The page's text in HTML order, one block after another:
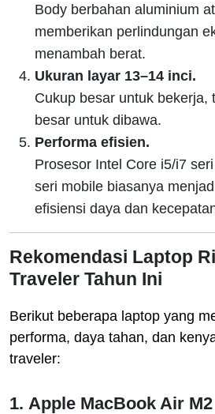
Body berbahan aluminium
memberikan perlindungan
menambah berat.
Ukuran layar 13–14 inci.
Cukup besar untuk bekerja,
besar untuk dibawa.
Performa efisien.
Prosesor Intel Core i5/i7
seri mobile biasanya
efisiensi daya dan
Rekomendasi Laptop
Traveler Tahun Ini
Berikut beberapa laptop yang
performa, daya tahan, dan
traveler:
1. Apple MacBook Air M2